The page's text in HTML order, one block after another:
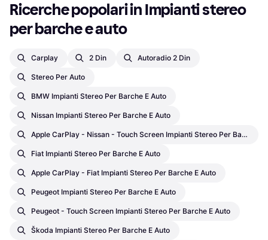
Ricerche popolari in Impianti stereo
per barche e auto
Carplay 2 Din Autoradio 2 Din
Stereo Per Auto
BMW Impianti Stereo Per Barche E Auto
Nissan Impianti Stereo Per Barche E Auto
Apple CarPlay - Nissan - Touch Screen Impianti Stereo Per Barche E Auto
Fiat Impianti Stereo Per Barche E Auto
Apple CarPlay - Fiat Impianti Stereo Per Barche E Auto
Peugeot Impianti Stereo Per Barche E Auto
Peugeot - Touch Screen Impianti Stereo Per Barche E Auto
Škoda Impianti Stereo Per Barche E Auto